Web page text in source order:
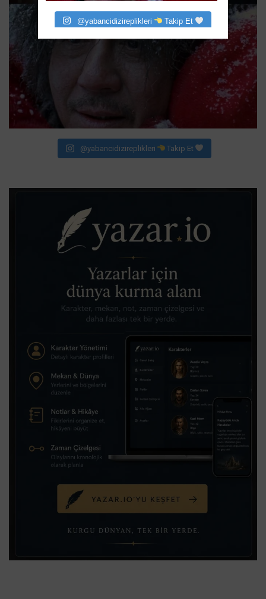
@yabancidizireplikleri Takip Et
@yabancidizireplikleri Takip Et